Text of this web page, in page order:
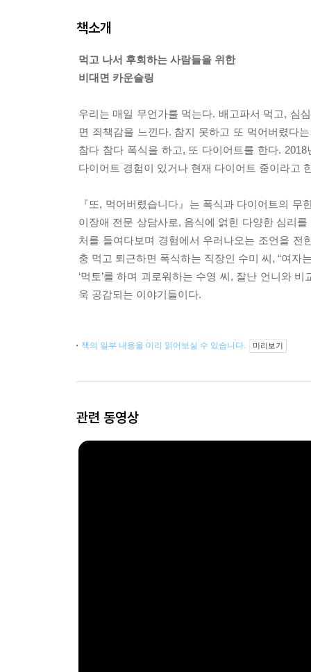
책소개
먹고 나서 후회하는 사람들을 위한
비대면 카운슬링
우리는 매일 무언가를 먹는다. 배고파서 먹고, 심
면 죄책감을 느낀다. 참지 못하고 또 먹어버렸다
참다 참다 폭식을 하고, 또 다이어트를 한다.
다이어트 경험이 있거나 현재 다이어트 중이라고
『또, 먹어버렸습니다』는 폭식과 다이어트의
이장애 전문 상담사로, 음식에 얽힌 다양한 심리
처를 들여다보며 경험에서 우러나오는 조언을
충 먹고 퇴근하면 폭식하는 직장인 수미 씨, “여자
‘먹토’를 하며 괴로워하는 수영 씨, 잘난 언니와
욱 공감되는 이야기들이다.
책의 일부 내용을 미리 읽어보실 수 있습니다. 미리보기
관련 동영상